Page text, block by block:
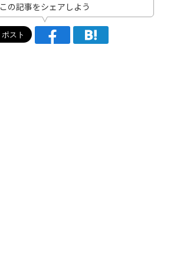
この記事をシェアしよう